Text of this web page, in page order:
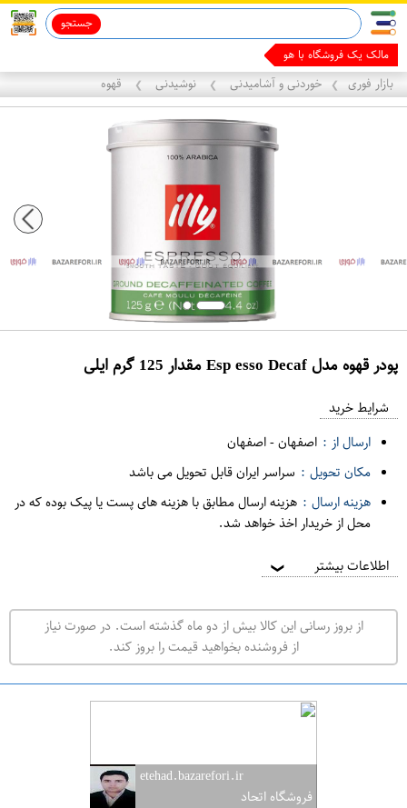
جستجو
مالک یک فروشگاه با هوش مصن
بازار فوری ❯ خوردنی و آشامیدنی ❯ نوشیدنی ❯ قهوه
پودر قهوه مدل Esp esso Decaf مقدار 125 گرم ایلی
ر
ت
ه
ر
ا
شرایط خرید
ارسال از : اصفهان-اصفهان
مکان تحویل : سراسر ایران قابل تحویل می باشد
هزینه ارسال : هزینه ارسال مطابق با هزینه های پست یا پیک بوده که در
محل از خریدار اخذ خواهد شد.
اطلاعات بیشتر ❯
از بروز رسانی این کالا بیش از دو ماه گذشته است. در صورت نیاز
از فروشنده بخواهید قیمت را بروز کند.
etehad.bazarefori.ir
فروشگاه اتحاد